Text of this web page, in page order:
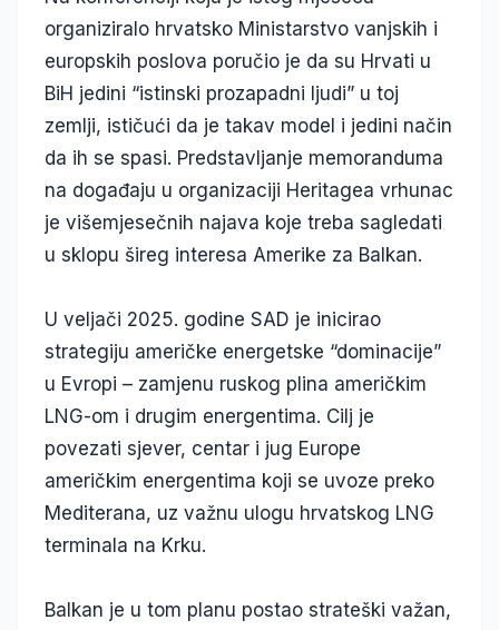
organiziralo hrvatsko Ministarstvo vanjskih i
europskih poslova poručio je da su Hrvati u
BiH jedini “istinski prozapadni ljudi” u toj
zemlji, ističući da je takav model i jedini način
da ih se spasi. Predstavljanje memoranduma
na događaju u organizaciji Heritagea vrhunac
je višemjesečnih najava koje treba sagledati
u sklopu šireg interesa Amerike za Balkan.
U veljači 2025. godine SAD je inicirao
strategiju američke energetske “dominacije”
u Evropi – zamjenu ruskog plina američkim
LNG-om i drugim energentima. Cilj je
povezati sjever, centar i jug Europe
američkim energentima koji se uvoze preko
Mediterana, uz važnu ulogu hrvatskog LNG
terminala na Krku.
Balkan je u tom planu postao strateški važan,